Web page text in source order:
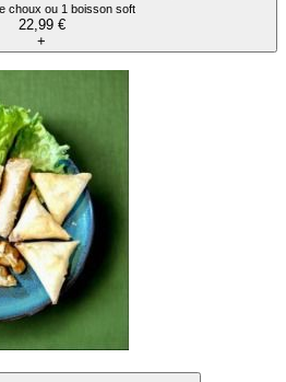
choux ou 1 boisson soft
22,99 €
+